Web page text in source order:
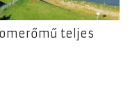
teljes